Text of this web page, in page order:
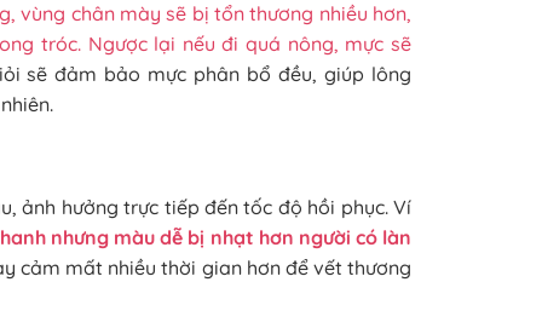
vùng chân mày sẽ bị tổn thương nhiều hơn,
tróc. Ngược lại nếu đi quá nông, mực sẽ
sẽ đảm bảo mực phân bổ đều, giúp lông
ảnh hưởng trực tiếp đến tốc độ hồi phục. Ví
nhưng màu dễ bị nhạt hơn người có làn
cảm mất nhiều thời gian hơn để vết thương